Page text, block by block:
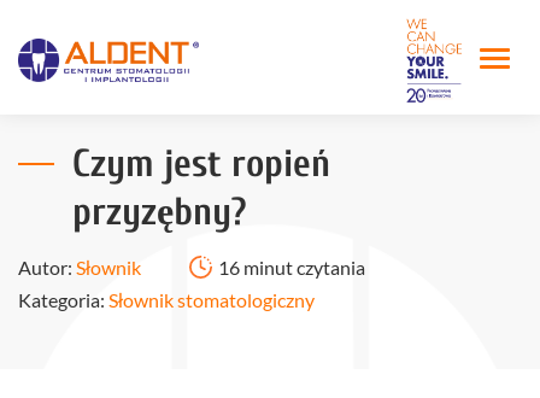
Czym jest ropień
przyzębny?
Autor: Słownik
16 minut czytania
Kategoria: Słownik stomatologiczny